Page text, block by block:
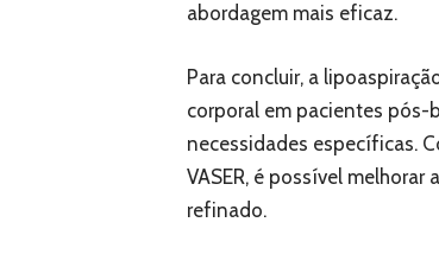
abordagem mais eficaz.
Para concluir, a
corporal em pacientes pós-
necessidades específicas.
VASER, é possível
refinado.